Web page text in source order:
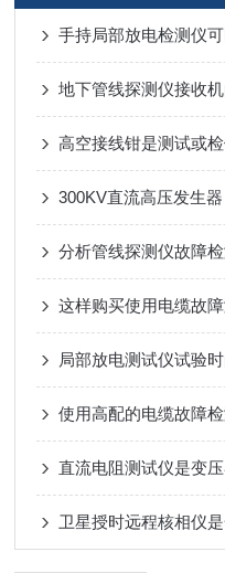
地下管线探测仪接收
分析管线探测仪故障
这样购买使用电缆故
局部放电测试仪试验
使用高配的电缆故障
直流电阻测试仪是变